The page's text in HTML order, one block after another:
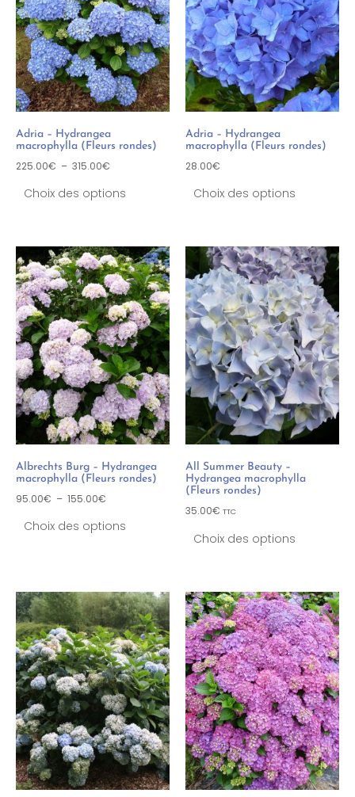
Adria – Hydrangea
macrophylla (Fleurs rondes)
225.00€ – 315.00€
Choix des options
Adria – Hydrangea
macrophylla (Fleurs rondes)
28.00€
Choix des options
Albrechts Burg – Hydrangea
macrophylla (Fleurs rondes)
95.00€ – 155.00€
Choix des options
All Summer Beauty –
Hydrangea macrophylla
(Fleurs rondes)
35.00€ TTC
Choix des options